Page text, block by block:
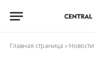
Главная страница » Новости